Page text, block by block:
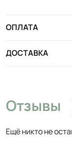
ОПЛАТА
ДОСТАВКА
Отзывы
Ещё никто не